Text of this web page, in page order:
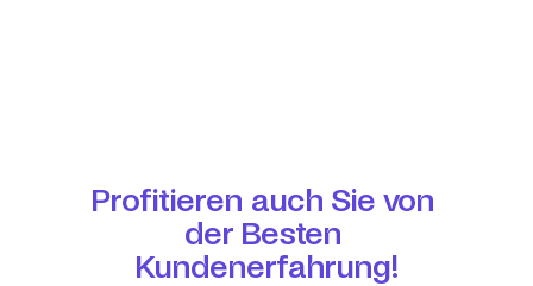
Profitieren auch Sie von
der Besten
Kundenerfahrung!